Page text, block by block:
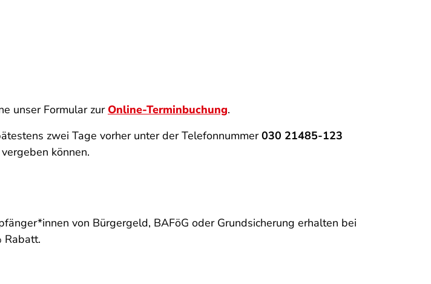
unser Formular zur Online-Terminbuchung.
zwei Tage vorher unter der Telefonnummer030 21485-123
können.
von Bürgergeld, BAFöG oder Grundsicherung erhalten bei
Rabatt.